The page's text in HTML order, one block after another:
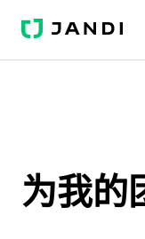
J
N
为我的